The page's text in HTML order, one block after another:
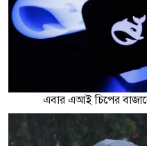
এবার এআই চিপের